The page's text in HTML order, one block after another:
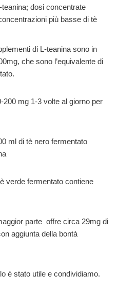
dosi concentrate
più basse di tè
di L-teanina sono in
che sono l’equivalente di
mg 1-3 volte al giorno per
ml di tè nero fermentato
verde fermentato contiene
parte offre circa 29mg di
aggiunta della bontà
è stato utile e condividiamo.